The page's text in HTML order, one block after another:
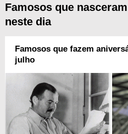
Famosos que
neste dia
Famosos que fazem
julho